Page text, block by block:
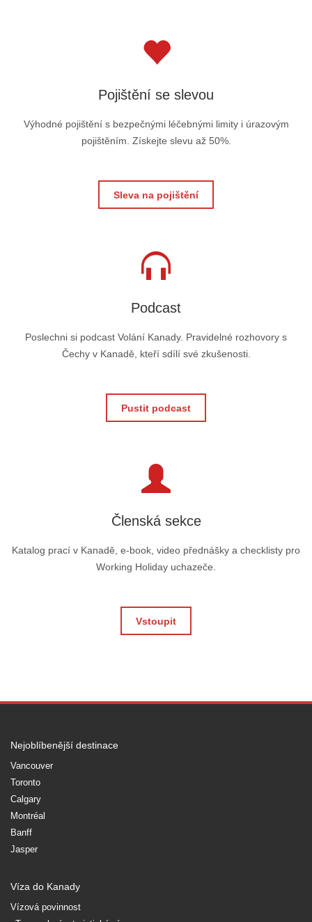
Pojištění se slevou
Výhodné pojištění s bezpečnými léčebnými limity i úrazovým
pojištěním. Získejte slevu až 50%.
Sleva na pojištění
Podcast
Poslechni si podcast Volání Kanady. Pravidelné rozhovory s
Čechy v Kanadě, kteří sdílí své zkušenosti.
Pustit podcast
Členská sekce
Katalog prací v Kanadě, e-book, video přednášky a checklisty pro
Working Holiday uchazeče.
Vstoupit
Nejoblíbenější destinace
Vancouver
Toronto
Calgary
Montréal
Banff
Jasper
Víza do Kanady
Vízová povinnost